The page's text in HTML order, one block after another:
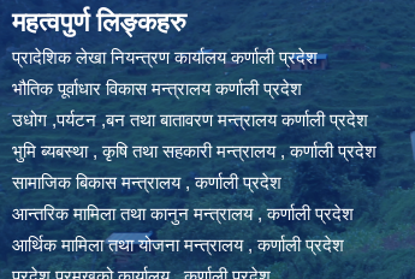
महत्वपुर्ण लिङ्कहरु
प्रादेशिक लेखा नियन्त्रण कार्यालय कर्णाली प्रदेश
भौतिक पूर्वाधार विकास मन्त्रालय कर्णाली प्रदेश
उधोग ,पर्यटन ,बन तथा बातावरण मन्त्रालय कर्णाली प्रदेश
भुमि ब्यबस्था , कृषि तथा सहकारी मन्त्रालय , कर्णाली प्रदेश
सामाजिक बिकास मन्त्रालय , कर्णाली प्रदेश
आन्तरिक मामिला तथा कानुन मन्त्रालय , कर्णाली प्रदेश
आर्थिक मामिला तथा योजना मन्त्रालय , कर्णाली प्रदेश